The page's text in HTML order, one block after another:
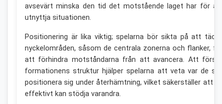
avsevärt minska den tid det motstående laget har för
utnyttja situationen.
Positionering är lika viktig; spelarna bör sikta på att
nyckelområden, såsom de centrala zonerna och flanker,
att förhindra motståndarna från att avancera. Att
formationens struktur hjälper spelarna att veta var de
positionera sig under återhämtning, vilket säkerställer att
effektivt kan stödja varandra.